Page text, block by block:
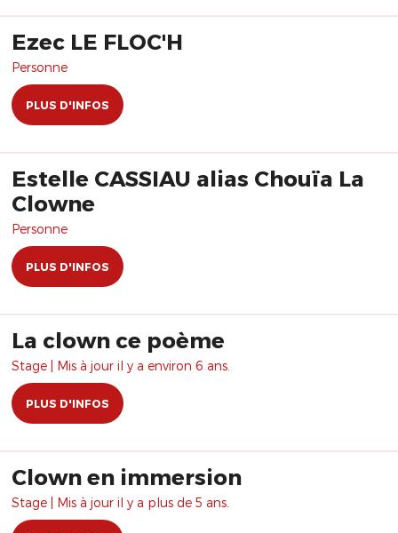
Ezec LE FLOC'H
Personne
PLUS D'INFOS
Estelle CASSIAU alias Chouïa La
Clowne
Personne
PLUS D'INFOS
La clown ce poème
Stage | Mis à jour il y a environ 6 ans.
PLUS D'INFOS
Clown en immersion
Stage | Mis à jour il y a plus de 5 ans.